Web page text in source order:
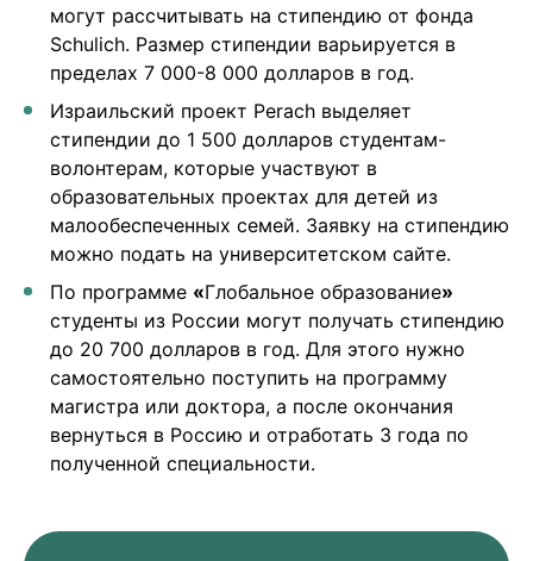
могут рассчитывать на стипендию от фонда
Schulich. Размер стипендии варьируется в
пределах 7 000-8 000 долларов в год.
Израильский проект Perach выделяет
стипендии до 1 500 долларов студентам-
волонтерам, которые участвуют в
образовательных проектах для детей из
малообеспеченных семей. Заявку на стипендию
можно подать на университетском сайте.
По программе «Глобальное образование​​»
студенты из России могут получать стипендию
до 20 700 долларов в год. Для этого нужно
самостоятельно поступить на программу
магистра или доктора, а после окончания
вернуться в Россию и отработать 3 года по
полученной специальности.